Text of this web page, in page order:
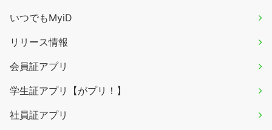
いつでもMyiD
リリース情報
会員証アプリ
学生証アプリ【がプリ！】
社員証アプリ